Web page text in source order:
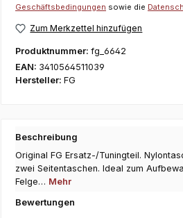
Geschäftsbedingungen sowie die
Zum Merkzettel hinzufügen
Produktnummer: fg_6642
EAN: 3410564511039
Hersteller: FG
Beschreibung
Original FG Ersatz-/Tuningteil.
zwei Seitentaschen. Ideal zum
Felge… Mehr
Bewertungen